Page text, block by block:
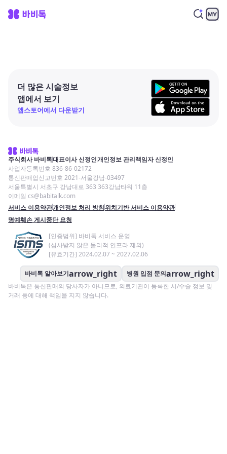
더 많은 시술정보
앱에서 보기
앱스토어에서 다운받기
주식회사 바비톡대표이사 신정인개인정보 관리책임자 신정인
사업자등록번호 836-86-02172
통신판매업신고번호 2021-서울강남-03497
서울특별시 서초구 강남대로 363 363강남타워 11층
이메일 cs@babitalk.com
서비스 이용약관개인정보 처리 방침위치기반 서비스 이용약관
명예훼손 게시중단 요청
[인증범위] 바비톡 서비스 운영
(심사받지 않은 물리적 인프라 제외)
[유효기간] 2024.02.07 ~ 2027.02.06
바비톡 알아보기arrow_right 병원 입점 문의arrow_right
바비톡은 통신판매의 당사자가 아니므로, 의료기관이 등록한 시/수술 정보 및
거래 등에 대해 책임을 지지 않습니다.